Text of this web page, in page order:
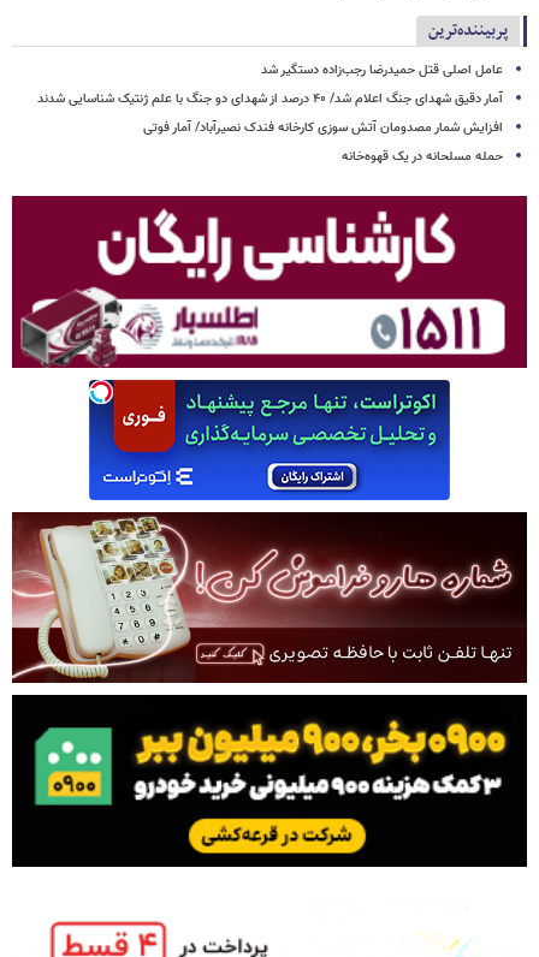
پربیننده‌ترین
عامل اصلی قتل حمیدرضا رجب‌زاده دستگیر شد
آمار دقیق شهدای جنگ اعلام شد/ ۴۰ درصد از شهدای دو جنگ با علم ژنتیک شناسایی شدند
افزایش شمار مصدومان آتش سوزی کارخانه فندک نصیرآباد/ آمار فوتی
حمله مسلحانه در یک قهوه‌خانه